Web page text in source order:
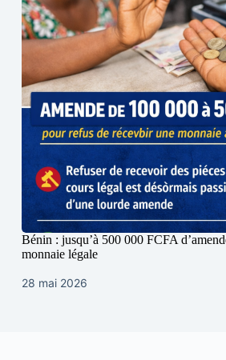
Bénin : jusqu’à 500 000 FCFA
monnaie légale
28 mai 2026